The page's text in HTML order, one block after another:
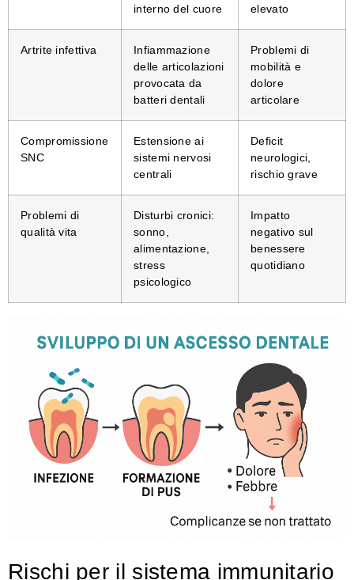
interno del cuore
elevato
Artrite infettiva
Infiammazione
delle articolazioni
provocata da
batteri dentali
Problemi di
mobilità e
dolore
articolare
Compromissione
SNC
Estensione ai
sistemi nervosi
centrali
Deficit
neurologici,
rischio grave
Problemi di
qualità vita
Disturbi cronici:
sonno,
alimentazione,
stress
psicologico
Impatto
negativo sul
benessere
quotidiano
Rischi per il sistema immunitario